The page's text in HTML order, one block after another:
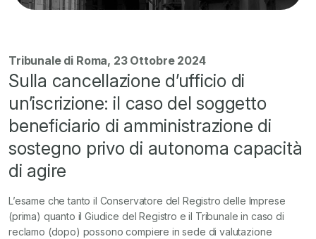
Tribunale di Roma, 23 Ottobre 2024
Sulla cancellazione d’ufficio di
un’iscrizione: il caso del soggetto
beneficiario di amministrazione di
sostegno privo di autonoma capacità
di agire
L’esame che tanto il Conservatore del Registro delle Imprese
(prima) quanto il Giudice del Registro e il Tribunale in caso di
reclamo (dopo) possono compiere in sede di valutazione